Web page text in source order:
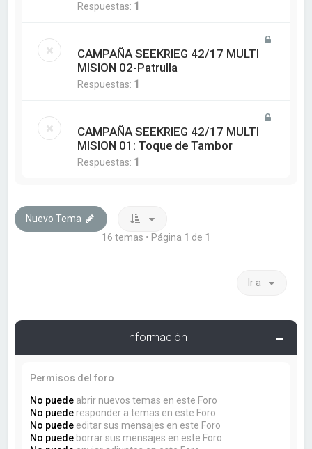
Respuestas: 1
CAMPAÑA SEEKRIEG 42/17 MULTI
MISION 02-Patrulla
Respuestas: 1
CAMPAÑA SEEKRIEG 42/17 MULTI
MISION 01: Toque de Tambor
Respuestas: 1
Nuevo Tema
16 temas • Página 1 de 1
Ir a
Información
Permisos del foro
No puede abrir nuevos temas en este Foro
No puede responder a temas en este Foro
No puede editar sus mensajes en este Foro
No puede borrar sus mensajes en este Foro